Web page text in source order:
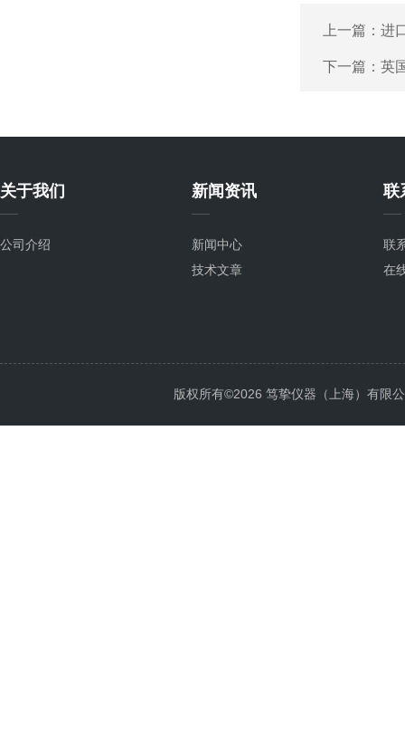
上一篇： 进
下一篇： 英
关于我们
公司介绍
新闻资讯
新闻中心
技术文章
联
联
在
版权所有©2026 笃挚仪器（上海）有限